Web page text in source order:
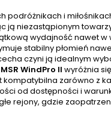
i
ją niezastąpionym
wydajność nawet
stabilny płomień
czyni ją idealnym
MSR WindPro II wyróżnia
zarówno z
od dostępności i
rejony, gdzie